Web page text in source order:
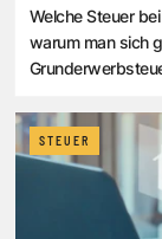
Welche Steuer
warum man sich
STEUER